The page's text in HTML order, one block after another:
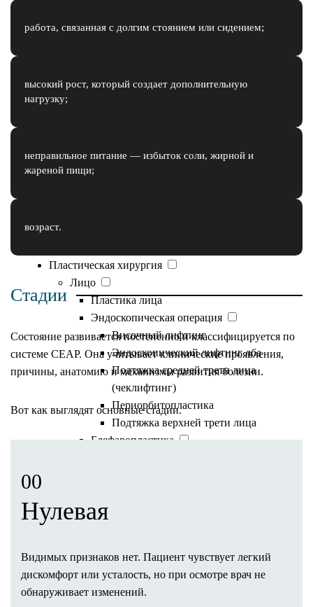
Миндальный пилинг
волос
Лечение акне
Пластическая хирургия
Лицо
Пластика лица
Эндоскопическая операция
Височный лифтинг
Эндоскопический лифтинг лба
Подтяжка средней трети лица
(чеклифтинг)
Периорбитопластика
Подтяжка верхней трети лица
Блефаропластика
(фейслифтинг)
Подтяжка контура лица (круговая)
Лифтинг Мендельсона
работа, связанная с долгим стоянием или сидением;
высокий рост, который создает дополнительную
нагрузку;
неправильное питание — избыток соли, жирной и
жареной пищи;
возраст.
Стадии
Состояние развивается постепенно и классифицируется по
системе CEAP. Она учитывает клинические проявления,
причины, анатомию и механизмы развития болезни.
Вот как выглядят основные стадии.
00
Нулевая
Видимых признаков нет. Пациент чувствует легкий
дискомфорт или усталость, но при осмотре врач не
обнаруживает изменений.